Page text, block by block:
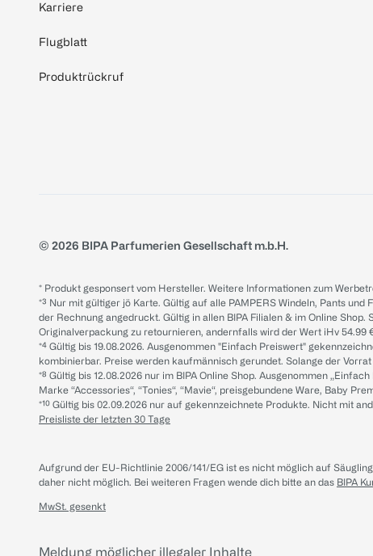
Karriere
Flugblatt
Produktrückruf
© 2026 BIPA Parfumerien Gesellschaft m.b.H.
* Produkt gesponsert vom Hersteller. Weitere Informationen zum
*³ Nur mit gültiger jö Karte. Gültig auf alle PAMPERS Windeln, Pants
der Rechnung angedruckt. Gültig in allen BIPA Filialen & im Online
Originalverpackung zu retournieren, andernfalls wird der Wert iHv 54.99
*⁴ Gültig bis 19.08.2026. Ausgenommen "Einfach Preiswert"
kombinierbar. Preise werden kaufmännisch gerundet. Solange der
*⁸ Gültig bis 12.08.2026 nur im BIPA Online Shop. Ausgenommen
Marke “Accessories“, “Tonies“, “Mavie“, preisgebundene Ware, Baby
*¹⁰ Gültig bis 02.09.2026 nur auf gekennzeichnete Produkte. Nicht mit
Preisliste der letzten 30 Tage
Aufgrund der EU-Richtlinie 2006/141/EG ist es nicht möglich auf
daher nicht möglich. Bei weiteren Fragen wende dich bitte an das BIPA
MwSt. gesenkt
Meldung möglicher illegaler Inhalte